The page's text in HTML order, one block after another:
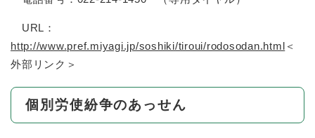
URL：
http://www.pref.miyagi.jp/soshiki/tiroui/rodosodan.html ＜
外部リンク＞
個別労使紛争のあっせん